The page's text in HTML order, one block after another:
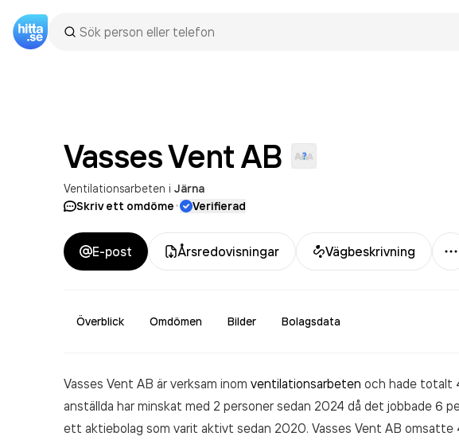
Vasses VentAB
Ventilationsarbeten i Järna
Skriv ett omdöme· Verifierad
E-post Årsredovisningar Vägbeskrivning
Överblick Omdömen Bilder Bolagsdata
Vasses Vent AB är verksam inom ventilationsarbeten och hade totalt
anställda har minskat med 2 personer sedan 2024 då det jobbade 6
ett aktiebolag som varit aktivt sedan 2020. Vasses Vent AB omsatte